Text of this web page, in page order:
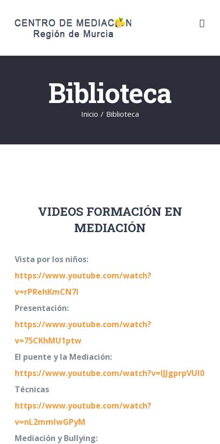
contenido
Biblioteca
Inicio / Biblioteca
VIDEOS FORMACIÓN EN
MEDIACIÓN
Vista por los niños:
https://www.youtube.com/watch?
v=rPRehKmCN7I
Presentación:
https://www.youtube.com/watch?
v=75CKhMU1ptw
El puente y la Mediación:
https://www.youtube.com/watch?v=IJJgprpVUl0
Técnicas
https://www.youtube.com/watch?
v=nL2mmIwGPyM
Mediación y Bullying: